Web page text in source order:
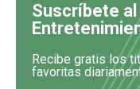
Suscríbete
Recibe gratis los
favoritas